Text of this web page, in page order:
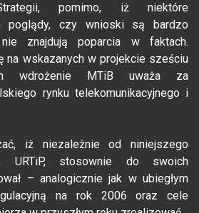
pomimo, iż niektóre
poglądy, czy wnioski są bardzo
znajdują poparcia w faktach.
na wskazanych w projekcie sześciu
wdrożenie MTiB uważa za
rynku telekomunikacyjnego i
iż niezależnie od niniejszego
URTiP, stosownie do swoich
– analogicznie jak w ubiegłym
na rok 2006 oraz cele